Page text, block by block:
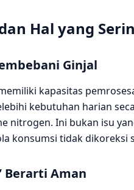
Hal yang
Ginjal
kapasitas
kebutuhan harian
nitrogen. Ini bukan isu
konsumsi tidak dikoreksi
Berarti Aman